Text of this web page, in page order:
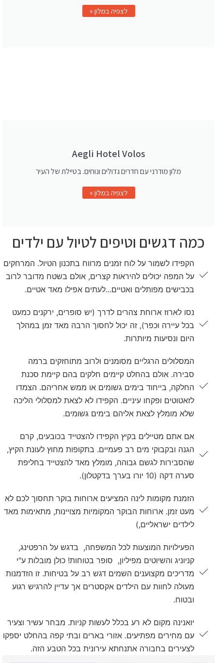
לצפיה במלון »
Aegli Hotel Volos
מלון מודרני עם חדרים גדולים ונוחים. בטיילת של העיר
לצפיה במלון »
כמה דגשים וטיפים לטיול עם ילדים
הקפידו לשמור על לוח זמנים מרווח בתכנון הטיול. המרחקים
על המפה יכולים להיראות קצרים, אולם בשטח מדובר לרוב
בכבישים מפותלים ואטיים...לעתים אפילו מאד אטיים.
נסו לארוז ארוחת צהרים לדרך (יש סופרים, ירקנים כמעט
בכל עיירה וכפר), זה יכול לחסוך הרבה מאד זמן במהלך
היום ונסיעות מיותרות.
המסלולים הרגליים מסומנים ולרוב מתוחזקים ברמה
סבירה. אולם בהחלט קיימים חלקים בהם קיימת סכנת
החלקה, בייחוד בימים גשומים או ממש אחריהם. הצמדו
לזאטוטים ופקחו עיניים. הקפידו לא לצאת למסלולי הליכה
שלא מומלץ לצאת אליהם בימים גשומים.
אם אתם מטיילים בקיץ הקפידו להצטייד בכובעים, קרם
הגנה ובקבוקי מים רב פעמיים. בתקופות מחוץ לעונת הקיץ,
שהסבירות לגשם גבוהה, מומלץ מאד להצטייד בחליפת
סערה דקה (10 יורו בערך בדקטלון).
הזמנת מקומות לינה המציעים ארוחות בוקר תחסוך לכם לא
מעט זמן. ארוחות הבוקר המקומיות מצויינות, מתאימות מאד
לילדים ישראליים,)
הפעילויות המוצעות לכל המשפחה, בדגש על הרפטינג,
קניוניג והשיוטים מפיליון, סופר בטוחות! כולן מובלות ע"י
מדריכים מקצוענים השמים דגש רב על בטיחות. זו הזדמנות
מעולה לחוות עם הילדים אקסטרים אך עדיין להרגיש רגוע
ובטוח.
יואנינה מקום לא רע בכלל לעשות קניות. מבחר עשיר וצעיר
עם מחירים מפתיעים. אזורי בארים ובתי קפה בהחלט יספקו
לצעירים בחבורה אתנחתא עירונית בכל הטבע הזה.